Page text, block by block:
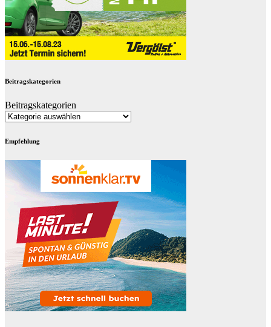
Beitragskategorien
Beitragskategorien
Empfehlung